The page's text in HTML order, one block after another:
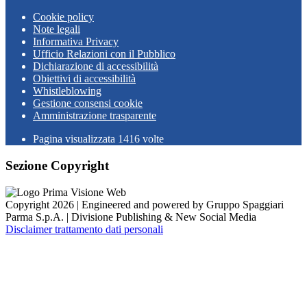
Cookie policy
Note legali
Informativa Privacy
Ufficio Relazioni con il Pubblico
Dichiarazione di accessibilità
Obiettivi di accessibilità
Whistleblowing
Gestione consensi cookie
Amministrazione trasparente
Pagina visualizzata 1416 volte
Sezione Copyright
Copyright 2026 | Engineered and powered by Gruppo Spaggiari
Parma S.p.A. | Divisione Publishing & New Social Media
Disclaimer trattamento dati personali